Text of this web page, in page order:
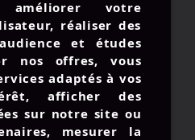
- MENTIONS LÉGALES
À LA MER
votre
réaliser des
et études
nos offres, vous
adaptés à vos
afficher des
sur notre site ou
mesurer la